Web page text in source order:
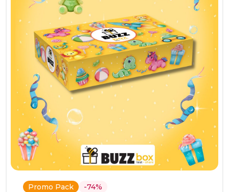
Promo Pack -74%